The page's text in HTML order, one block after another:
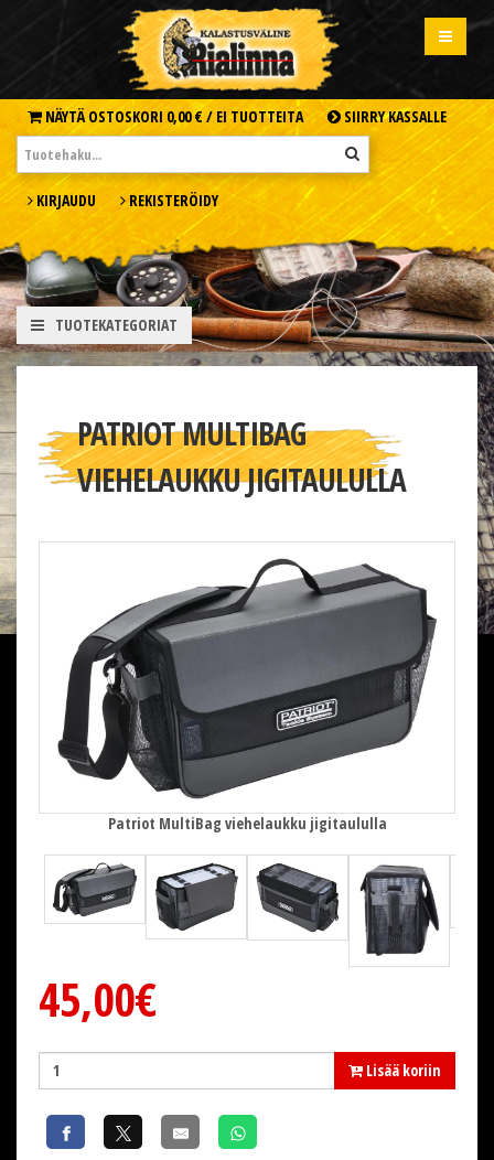
NÄYTÄ OSTOSKORI 0,00 € / EI TUOTTEITA SIIRRY KASSALLE
KIRJAUDU REKISTERÖIDY
TUOTEKATEGORIAT
PATRIOT MULTIBAG
VIEHELAUKKU JIGITAULULLA
Patriot MultiBag viehelaukku jigitaululla
45,00€
Lisää koriin